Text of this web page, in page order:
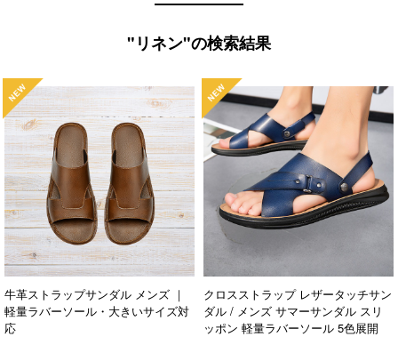
"リネン"の検索結果
牛革ストラップサンダル メンズ ｜
軽量ラバーソール・大きいサイズ対
応
クロスストラップ レザータッチサン
ダル / メンズ サマーサンダル スリ
ッポン 軽量ラバーソール 5色展開